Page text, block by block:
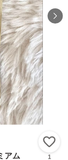
アム
1